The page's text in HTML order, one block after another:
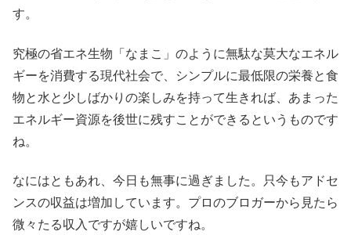
す。
究極の省エネ生物「なまこ」のように無駄な莫大なエネル
ギーを消費する現代社会で、シンプルに最低限の栄養と食
物と水と少しばかりの楽しみを持って生きれば、あまった
エネルギー資源を後世に残すことができるというものです
ね。
なにはともあれ、今日も無事に過ぎました。只今もアドセ
ンスの収益は増加しています。プロのブロガーから見たら
微々たる収入ですが嬉しいですね。